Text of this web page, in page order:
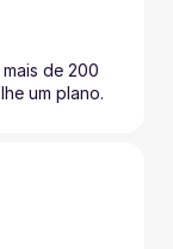
de 200
um plano.